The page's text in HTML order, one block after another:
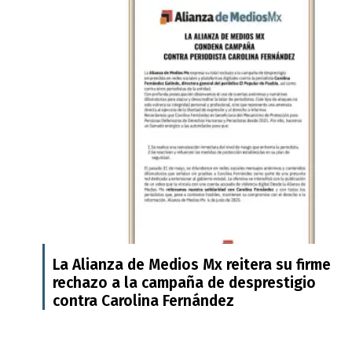
La Alianza de Medios Mx reitera su firme
rechazo a la campaña de desprestigio
contra Carolina Fernández